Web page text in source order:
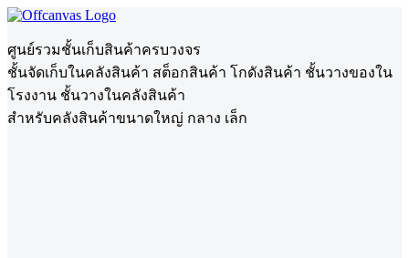
ศูนย์รวมชั้นเก็บสินค้าครบวงจร
ชั้นจัดเก็บในคลังสินค้า สต็อกสินค้า โกดังสินค้า ชั้นวางของใน
โรงงาน ชั้นวางในคลังสินค้า
สำหรับคลังสินค้าขนาดใหญ่ กลาง เล็ก